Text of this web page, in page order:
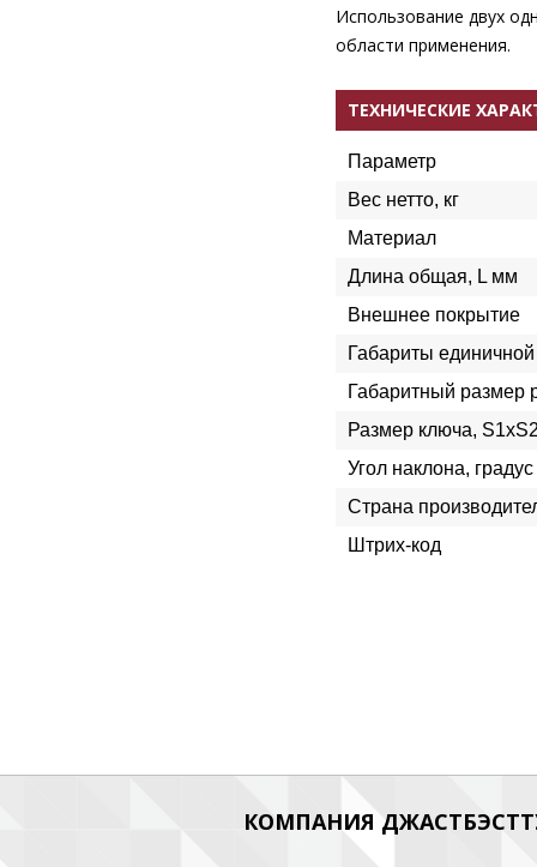
Использование двух
области применения.
ТЕХНИЧЕСКИЕ
Параметр
Вес нетто, кг
Материал
Длина общая, L мм
Внешнее покрытие
Габариты
Габаритный размер
Размер ключа,
Угол наклона, градус
Страна
Штрих-код
КОМПАНИЯ